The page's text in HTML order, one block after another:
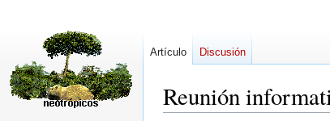
Reunión
Artículo Discusión